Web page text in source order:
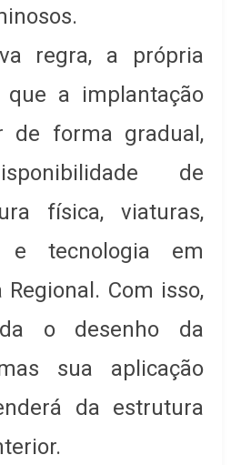
regra, a própria
a implantação
de forma gradual,
de
física, viaturas,
e tecnologia em
Com isso,
o desenho da
sua aplicação
da estrutura